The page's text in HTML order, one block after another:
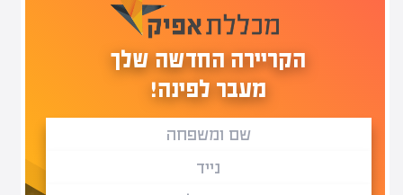
הקריירה החדשה שלך
מעבר לפינה!